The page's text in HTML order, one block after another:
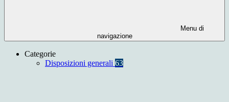
Menu di
navigazione
Categorie
Disposizioni generali 63